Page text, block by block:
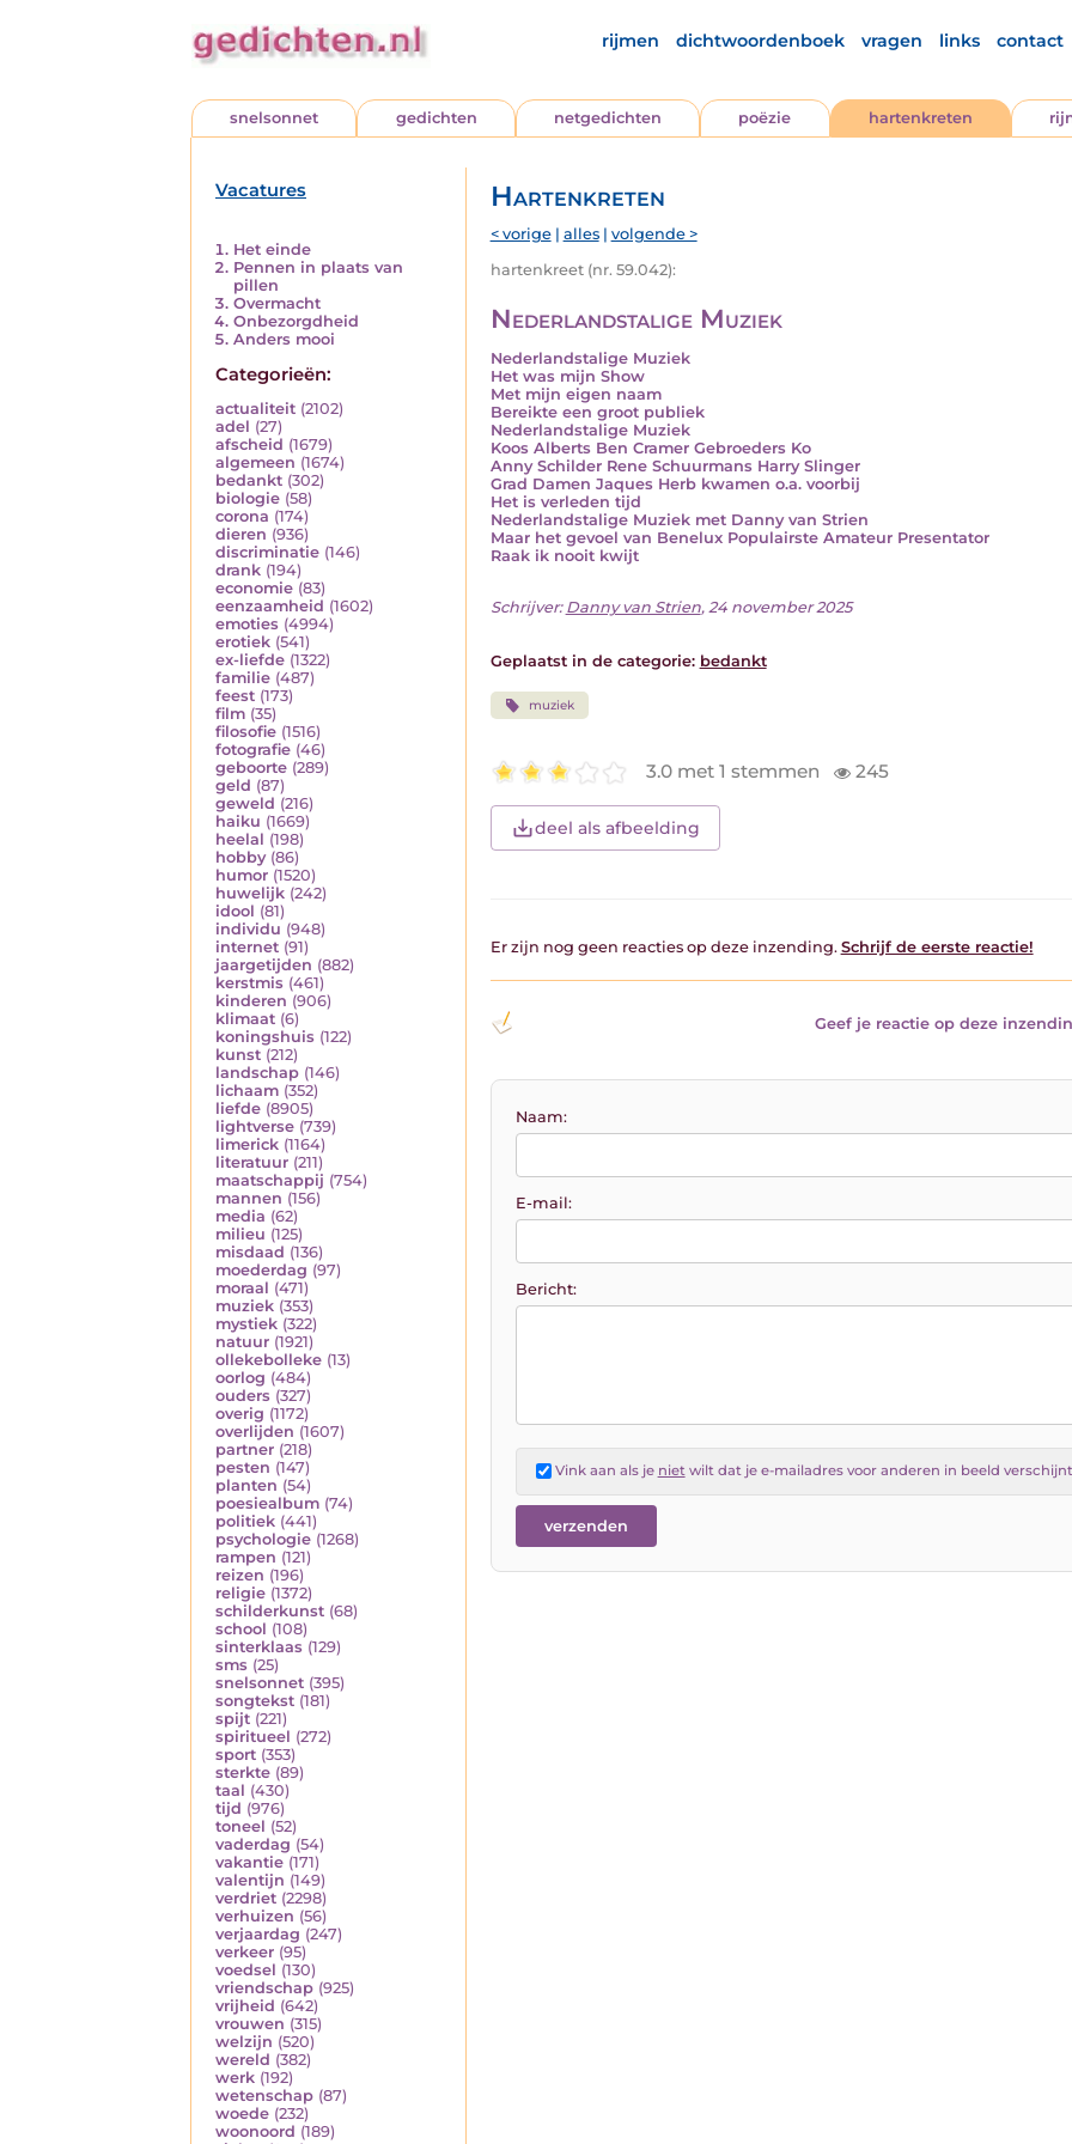
rijmen dichtwoordenboek vragen links contact
snelsonnet gedichten netgedichten poëzie hartenkreten
Vacatures
Het einde
Pennen in plaats van
pillen
Overmacht
Onbezorgdheid
Anders mooi
Categorieën:
actualiteit (2102)
adel (27)
afscheid (1679)
algemeen (1674)
bedankt (302)
biologie (58)
corona (174)
dieren (936)
discriminatie (146)
drank (194)
economie (83)
eenzaamheid (1602)
emoties (4994)
erotiek (541)
ex-liefde (1322)
familie (487)
feest (173)
film (35)
filosofie (1516)
fotografie (46)
geboorte (289)
geld (87)
geweld (216)
haiku (1669)
heelal (198)
hobby (86)
humor (1520)
huwelijk (242)
idool (81)
individu (948)
internet (91)
jaargetijden (882)
kerstmis (461)
kinderen (906)
klimaat (6)
koningshuis (122)
kunst (212)
landschap (146)
lichaam (352)
liefde (8905)
lightverse (739)
limerick (1164)
literatuur (211)
maatschappij (754)
mannen (156)
media (62)
milieu (125)
misdaad (136)
moederdag (97)
moraal (471)
muziek (353)
mystiek (322)
natuur (1921)
ollekebolleke (13)
oorlog (484)
ouders (327)
overig (1172)
overlijden (1607)
partner (218)
pesten (147)
planten (54)
poesiealbum (74)
politiek (441)
psychologie (1268)
rampen (121)
reizen (196)
religie (1372)
schilderkunst (68)
school (108)
sinterklaas (129)
sms (25)
snelsonnet (395)
songtekst (181)
spijt (221)
spiritueel (272)
sport (353)
sterkte (89)
taal (430)
tijd (976)
toneel (52)
vaderdag (54)
vakantie (171)
valentijn (149)
verdriet (2298)
verhuizen (56)
verjaardag (247)
verkeer (95)
voedsel (130)
vriendschap (925)
vrijheid (642)
vrouwen (315)
welzijn (520)
wereld (382)
werk (192)
wetenschap (87)
woede (232)
woonoord (189)
Hartenkreten
< vorige| alles| volgende >
hartenkreet (nr. 59.042):
Nederlandstalige Muziek
Nederlandstalige Muziek
Het was mijn Show
Met mijn eigen naam
Bereikte een groot publiek
Nederlandstalige Muziek
Koos Alberts Ben Cramer Gebroeders Ko
Anny Schilder Rene Schuurmans Harry Slinger
Grad Damen Jaques Herb kwamen o.a. voorbij
Het is verleden tijd
Nederlandstalige Muziek met Danny van Strien
Maar het gevoel van Benelux Populairste Amateur Presentator
Raak ik nooit kwijt
Schrijver: Danny van Strien, 24 november 2025
Geplaatst in de categorie: bedankt
muziek
3.0 met 1 stemmen 245
deel als afbeelding
Er zijn nog geen reacties op deze inzending. Schrijf de eerste reactie!
Geef je reactie op deze
Naam:
E-mail:
Bericht:
Vink aan als je nietwilt dat je e-mailadres voor anderen in beeld verschijnt